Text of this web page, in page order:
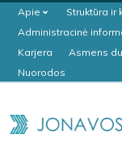
Apie Struktūra ir
Administracinė
Karjera
Asmens
Nuorodos